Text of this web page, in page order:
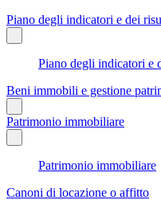
Piano degli indicatori e dei
Piano degli indicatori e
Beni immobili e gestione
Patrimonio immobiliare
Patrimonio immobiliare
Canoni di locazione o affitto